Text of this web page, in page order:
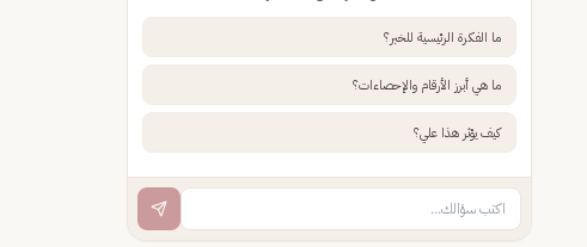
ما الفكرة الرئيسية للخبر؟
ما هي أبرز الأرقام والإحصاءات؟
كيف يؤثر هذا علي؟